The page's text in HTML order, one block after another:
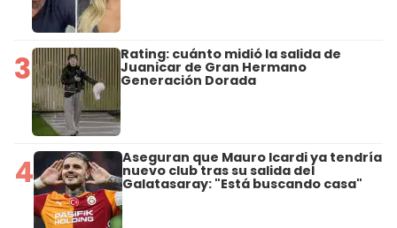
3 Rating: cuánto midió la salida de
Juanicar de Gran Hermano
Generación Dorada
4 Aseguran que Mauro Icardi ya tendría
nuevo club tras su salida del
Galatasaray: "Está buscando casa"